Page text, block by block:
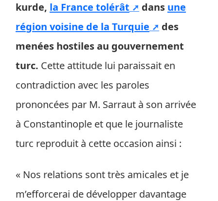
kurde, la France tolérât dans une
région voisine de la Turquie
des
menées hostiles au gouvernement
turc. Cette attitude lui paraissait en
contradiction avec les paroles
prononcées par M. Sarraut à son arrivée
à Constantinople et que le journaliste
turc reproduit à cette occasion ainsi :
« Nos relations sont très amicales et je
m’efforcerai de développer davantage